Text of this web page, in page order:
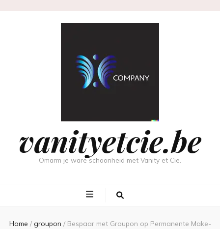
vanityetcie.be
Omarm je ware schoonheid met Vanity et Cie.
Home / groupon / Bespaar met Groupon op Permanente Make-